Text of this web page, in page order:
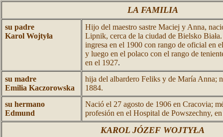
LA FAMILIA
su padre
Karol Wojtyła
Hijo del maestro sastre Maciej y Anna,
Lipnik, cerca de la ciudad de Bielsko
ingresa en el 1900 con rango de oficial en
y luego en el polaco con el rango de
en el 1927.
su madre
Emilia Kaczorowska
hija del albardero Feliks y de María Anna;
1884.
su hermano
Edmund
Nació el 27 agosto de 1906 en Cracovia;
profesión en el Hospital de Powszechny,
KAROL JÓZEF WOJTYŁA